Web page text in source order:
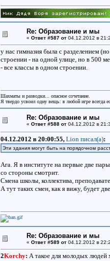
Re: Образование и мы
« Ответ #587 от04.12.2012 в
у нас гимназия была с разделением
строении - на одной улице, но в 500
- все классы в одном строении.
Шахматы и разводки... опасное сочетание.
Я твердо усвоил одну вещь: в любой игре всегда
Re: Образование и мы
« Ответ #588 от04.12.2012 в
04.12.2012 в 20:00:55, Lion писал(a):
Эти здания могут быть на порядочном
Ага. Я в институте на первые две
со стороны смотрит.
Смена школы, коллектива,
А тут таких смен, как я вижу, будет
Re: Образование и мы
« Ответ #589 от04.12.2012 в
2Korchy: А такое для молодых людей